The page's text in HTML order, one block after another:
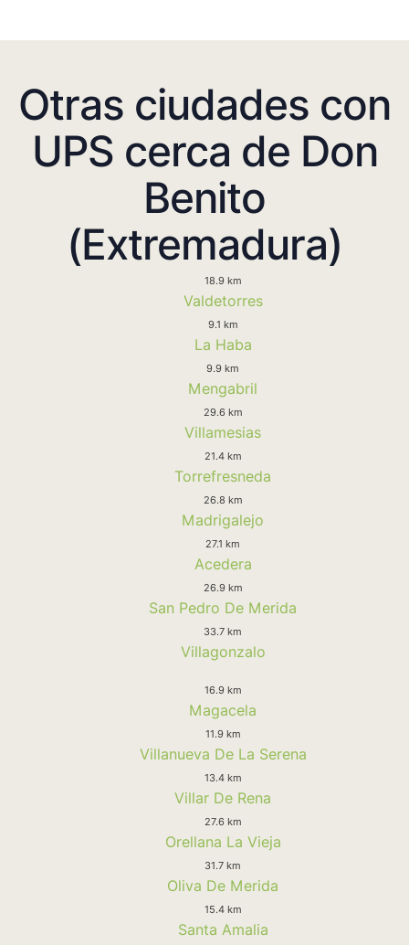
Otras ciudades con
UPS cerca de Don
Benito
(Extremadura)
18.9 km
Valdetorres
9.1 km
La Haba
9.9 km
Mengabril
29.6 km
Villamesias
21.4 km
Torrefresneda
26.8 km
Madrigalejo
27.1 km
Acedera
26.9 km
San Pedro De Merida
33.7 km
Villagonzalo
16.9 km
Magacela
11.9 km
Villanueva De La Serena
13.4 km
Villar De Rena
27.6 km
Orellana La Vieja
31.7 km
Oliva De Merida
15.4 km
Santa Amalia